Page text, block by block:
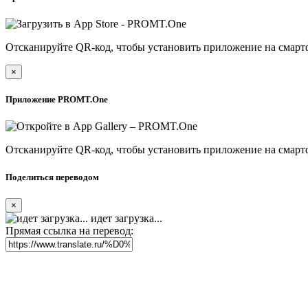
Отсканируйте QR-код, чтобы установить приложение на
×
Приложение PROMT.One
Отсканируйте QR-код, чтобы установить приложение на
Поделиться переводом
×
идет загрузка...
Прямая ссылка на перевод: